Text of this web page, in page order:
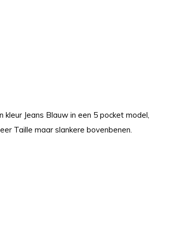
Jeans Blauw in een 5 pocket model,
Taille maar slankere bovenbenen.